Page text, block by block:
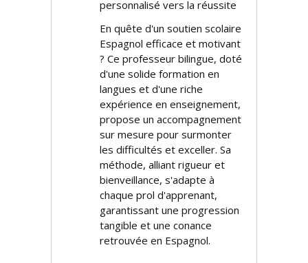
personnalisé vers la réussite
En quête d'un soutien scolaire
Espagnol efficace et motivant
? Ce professeur bilingue, doté
d'une solide formation en
langues et d'une riche
expérience en enseignement,
propose un accompagnement
sur mesure pour surmonter
les difficultés et exceller. Sa
méthode, alliant rigueur et
bienveillance, s'adapte à
chaque profil d'apprenant,
garantissant une progression
tangible et une confiance
retrouvée en Espagnol.